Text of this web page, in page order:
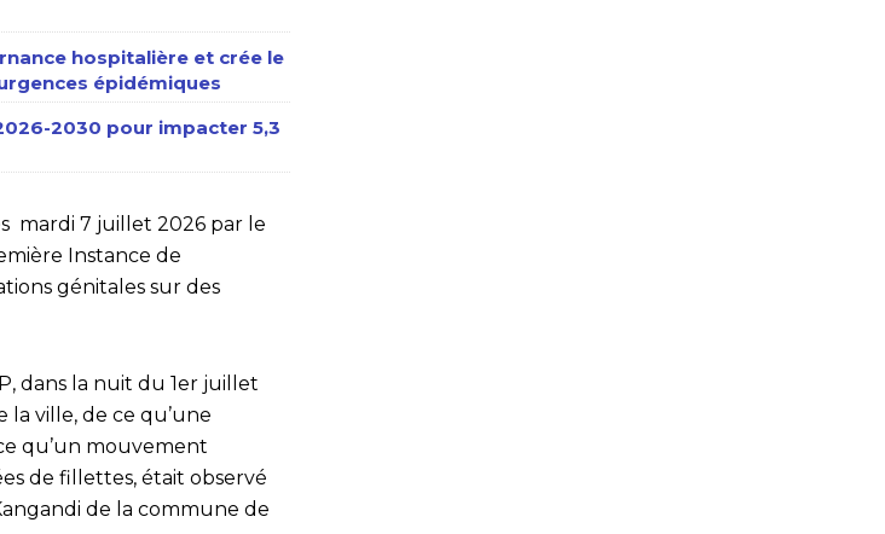
hospitalière et crée le
épidémiques
2030 pour impacter 5,3
mardi 7 juillet 2026 par le
Instance de
génitales sur des
dans la nuit du 1er juillet
la ville, de ce qu’une
qu’un mouvement
de fillettes, était observé
de la commune de